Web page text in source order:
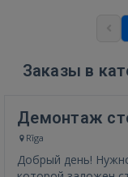
Заказы в
Демонтаж
Rīga
Добрый день!